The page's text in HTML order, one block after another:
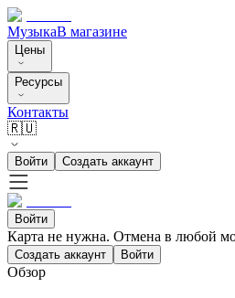
МузыкаВ магазине
Цены
Ресурсы
Контакты
🇷🇺
Войти Создать аккаунт
Войти
Карта не нужна. Отмена в любой
Создать аккаунт Войти
Обзор